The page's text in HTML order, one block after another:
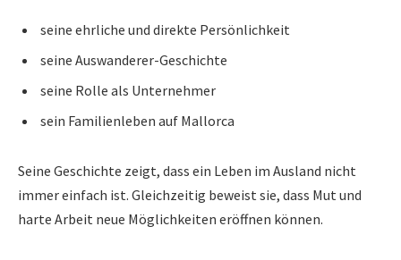
seine ehrliche und direkte Persönlichkeit
seine Auswanderer-Geschichte
seine Rolle als Unternehmer
sein Familienleben auf Mallorca
Seine Geschichte zeigt, dass ein Leben im Ausland nicht
immer einfach ist. Gleichzeitig beweist sie, dass Mut und
harte Arbeit neue Möglichkeiten eröffnen können.